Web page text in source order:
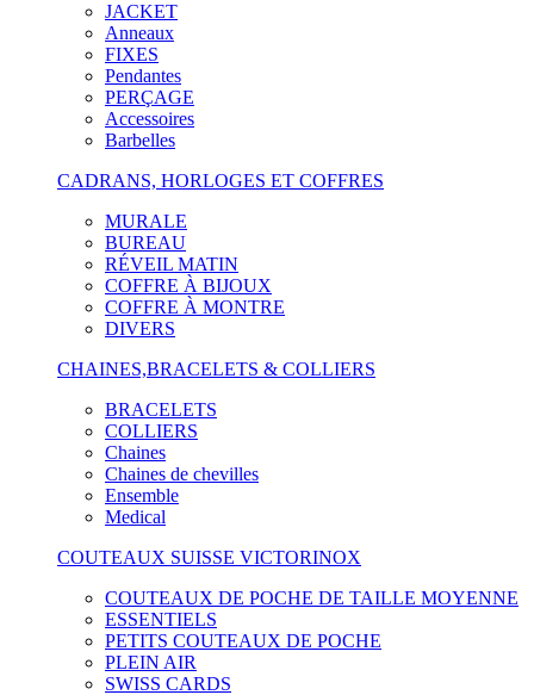
JACKET
Anneaux
FIXES
Pendantes
PERÇAGE
Accessoires
Barbelles
CADRANS, HORLOGES ET COFFRES
MURALE
BUREAU
RÉVEIL MATIN
COFFRE À BIJOUX
COFFRE À MONTRE
DIVERS
CHAINES,BRACELETS & COLLIERS
BRACELETS
COLLIERS
Chaines
Chaines de chevilles
Ensemble
Medical
COUTEAUX SUISSE VICTORINOX
COUTEAUX DE POCHE DE TAILLE MOYENNE
ESSENTIELS
PETITS COUTEAUX DE POCHE
PLEIN AIR
SWISS CARDS